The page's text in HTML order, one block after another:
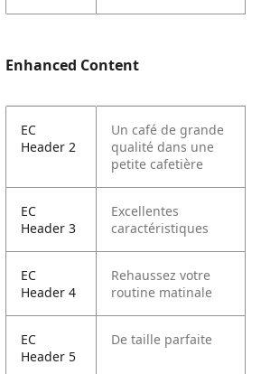
Enhanced Content
EC
Header 2
Un café de grande
qualité dans une
petite cafetière
EC
Header 3
Excellentes
caractéristiques
EC
Header 4
Rehaussez votre
routine matinale
EC
Header 5
De taille parfaite